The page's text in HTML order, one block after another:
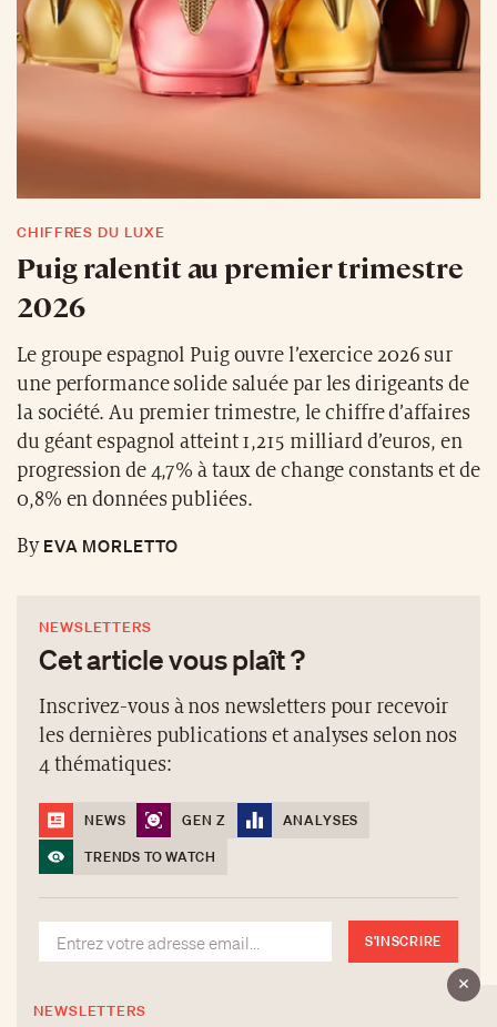
CHIFFRES DU LUXE
Puig ralentit au premier trimestre
2026
Le groupe espagnol Puig ouvre l’exercice 2026 sur
une performance solide saluée par les dirigeants de
la société. Au premier trimestre, le chiffre d’affaires
du géant espagnol atteint 1,215 milliard d’euros, en
progression de 4,7% à taux de change constants et de
0,8% en données publiées.
ByEVA MORLETTO
NEWSLETTERS
Cet article vous plaît ?
Inscrivez-vous à nos newsletters pour recevoir
les dernières publications et analyses selon nos
4 thématiques:
NEWS GEN Z
ANALYSES
TRENDS TO WATCH
S'INSCRIRE
NEWSLETTERS